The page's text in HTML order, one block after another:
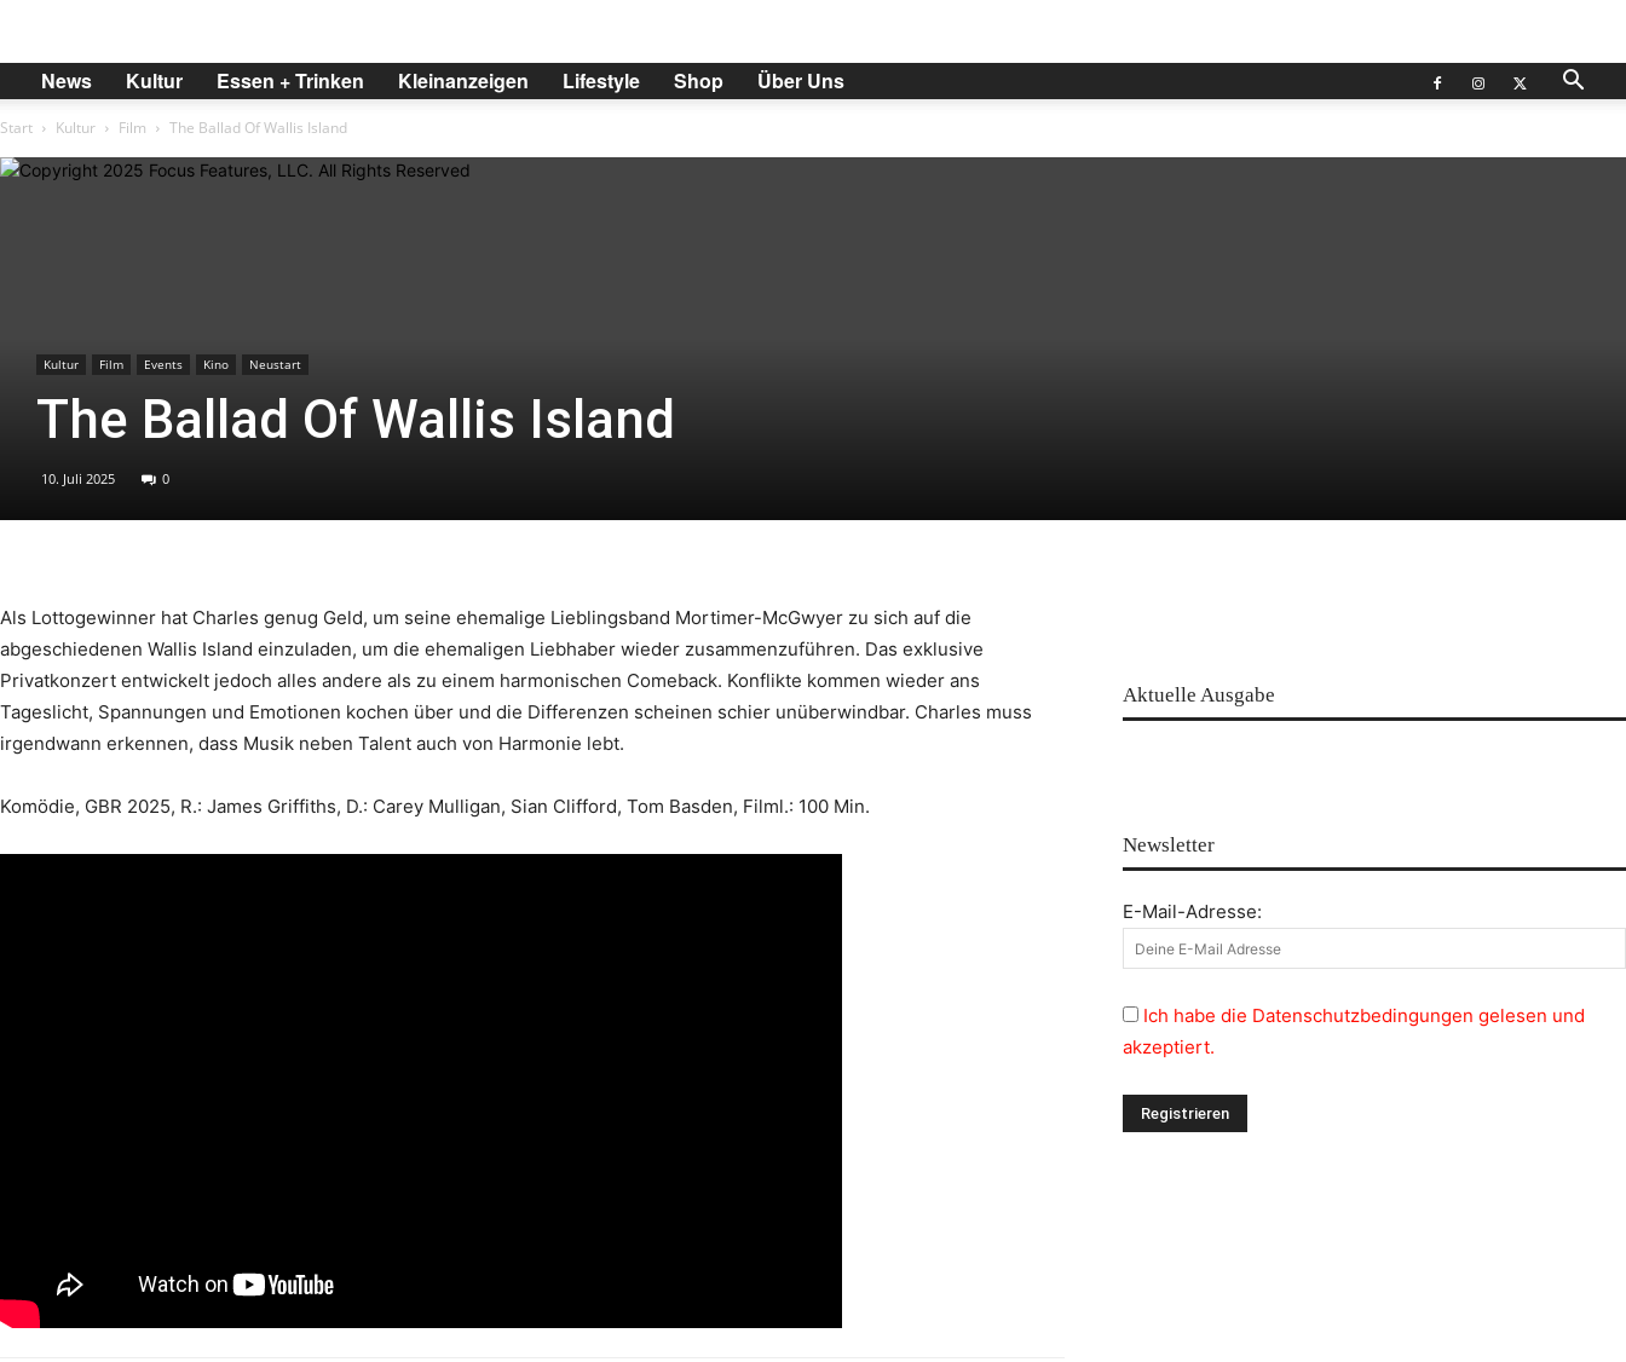
News Kultur Essen + Trinken Kleinanzeigen Lifestyle Shop Über Uns
Start Kultur Film The Ballad Of Wallis Island
Kultur Film Events Kino Neustart
The Ballad Of Wallis Island
10. Juli 2025 0
Als Lottogewinner hat Charles genug Geld, um seine ehemalige Lieblingsband Mortimer-McGwyer zu sich auf die
abgeschiedenen Wallis Island einzuladen, um die ehemaligen Liebhaber wieder zusammenzuführen. Das exklusive
Privatkonzert entwickelt jedoch alles andere als zu einem harmonischen Comeback. Konflikte kommen wieder ans
Tageslicht, Spannungen und Emotionen kochen über und die Differenzen scheinen schier unüberwindbar. Charles muss
irgendwann erkennen, dass Musik neben Talent auch von Harmonie lebt.
Komödie, GBR 2025, R.: James Griffiths, D.: Carey Mulligan, Sian Clifford, Tom Basden, Filml.: 100 Min.
Aktuelle Ausgabe
Newsletter
E-Mail-Adresse:
Ich habe die Datenschutzbedingungen gelesen und
akzeptiert.